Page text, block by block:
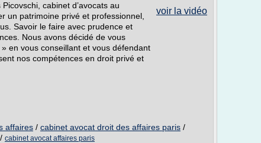
voir la vidéo
cabinet d’avocats au
un patrimoine privé et professionnel,
Savoir le faire avec prudence et
Nous avons décidé de vous
en vous conseillant et vous défendant
nos compétences en droit privé et
affaires / cabinet avocat droit des affaires paris /
/ cabinet avocat affaires paris